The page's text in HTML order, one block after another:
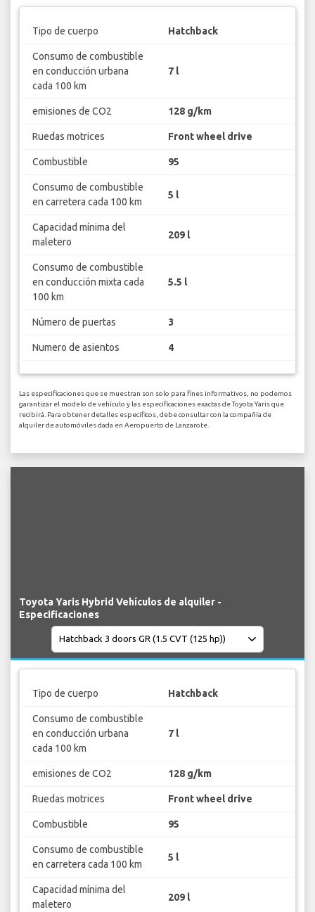
Tipo de cuerpo Hatchback
Consumo de combustible
en conducción urbana
cada 100 km
7 l
emisiones de CO2 128 g/km
Ruedas motrices Front wheel drive
Combustible 95
Consumo de combustible
en carretera cada 100 km
5 l
Capacidad mínima del
maletero
209 l
Consumo de combustible
en conducción mixta cada
100 km
5.5 l
Número de puertas 3
Numero de asientos 4
Las especificaciones que se muestran son solo para fines informativos, no podemos
garantizar el modelo de vehículo y las especificaciones exactas de Toyota Yaris que
recibirá. Para obtener detalles específicos, debe consultar con la compañía de
alquiler de automóviles dada en Aeropuerto de Lanzarote.
Toyota Yaris Hybrid Vehículos de alquiler -
Especificaciones
Tipo de cuerpo Hatchback
Consumo de combustible
en conducción urbana
cada 100 km
7 l
emisiones de CO2 128 g/km
Ruedas motrices Front wheel drive
Combustible 95
Consumo de combustible
en carretera cada 100 km
5 l
Capacidad mínima del
maletero
209 l